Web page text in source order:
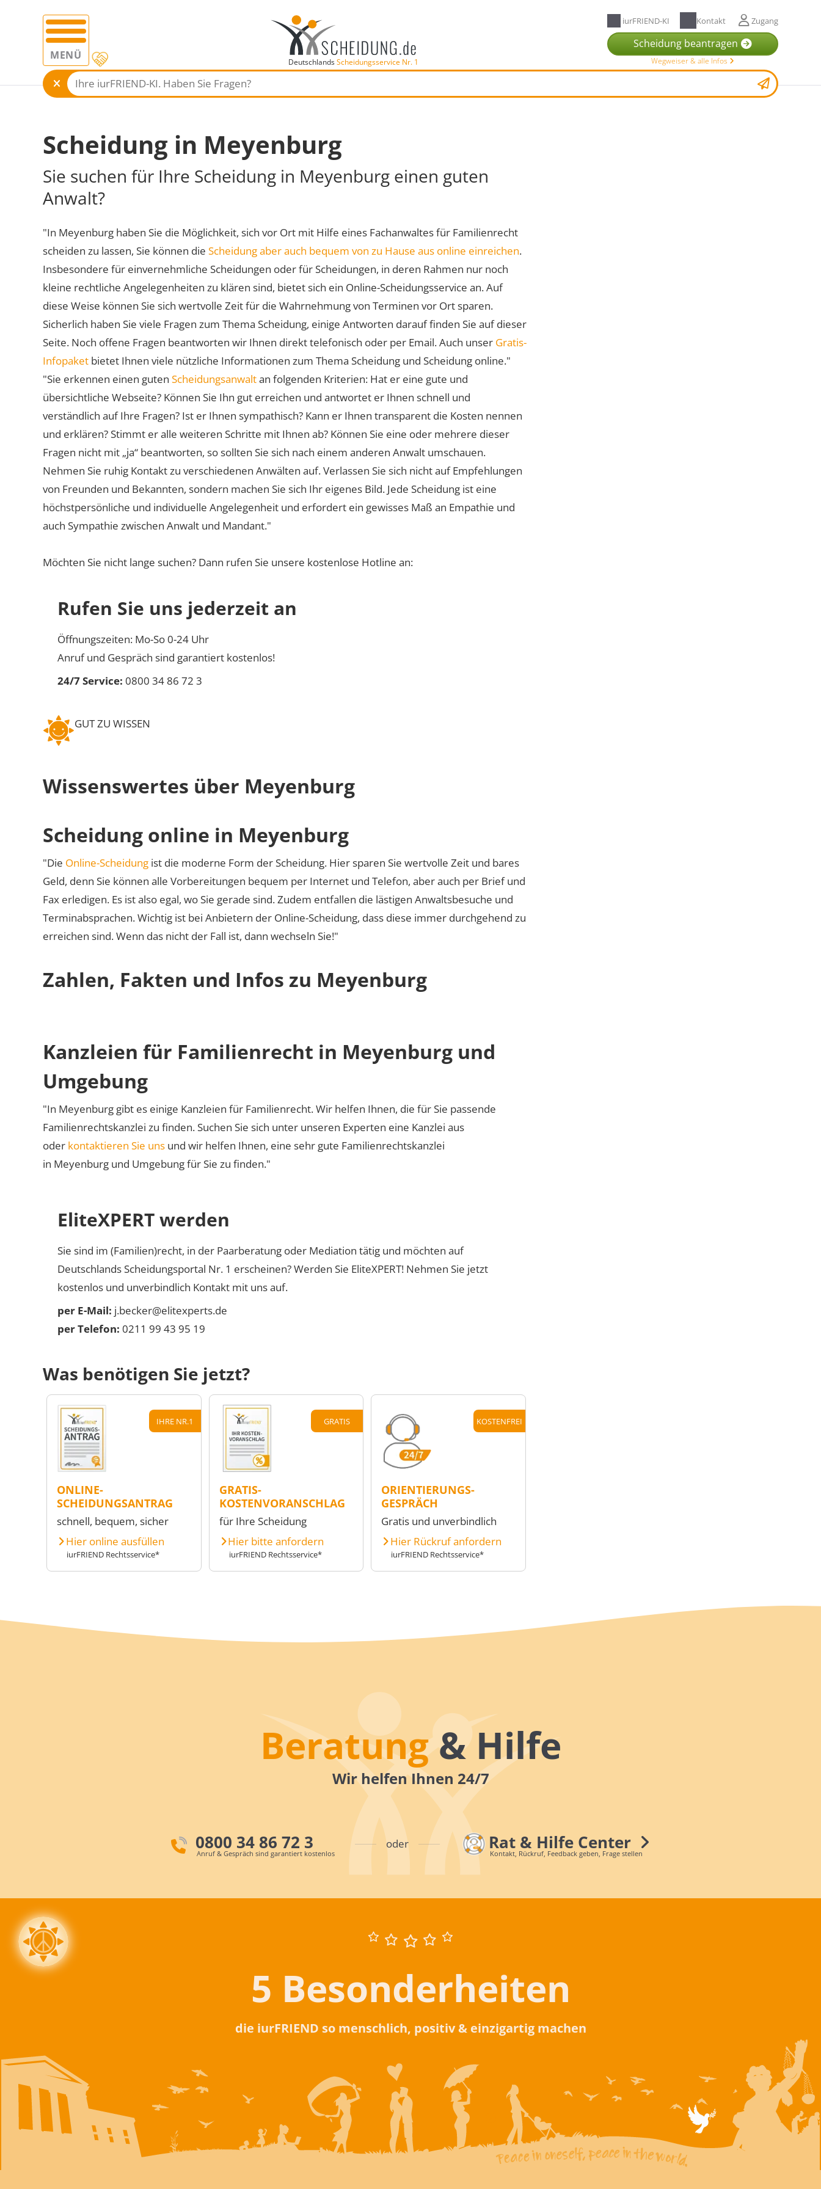
MENÜ DeutschlandsScheidungsservice Nr. 1
iurFRIEND-KI Kontakt Zugang
Scheidung beantragen
Wegweiser & alle Infos
Scheidung in Meyenburg
Sie suchen für Ihre Scheidung in Meyenburg einen guten
Anwalt?
"In Meyenburg haben Sie die Möglichkeit, sich vor Ort mit Hilfe eines Fachanwaltes für Familienrecht
scheiden zu lassen, Sie können die Scheidung aber auch bequem von zu Hause aus online einreichen.
Insbesondere für einvernehmliche Scheidungen oder für Scheidungen, in deren Rahmen nur noch
kleine rechtliche Angelegenheiten zu klären sind, bietet sich ein Online-Scheidungsservice an. Auf
diese Weise können Sie sich wertvolle Zeit für die Wahrnehmung von Terminen vor Ort sparen.
Sicherlich haben Sie viele Fragen zum Thema Scheidung, einige Antworten darauf finden Sie auf dieser
Seite. Noch offene Fragen beantworten wir Ihnen direkt telefonisch oder per Email. Auch unser Gratis-
Infopaket bietet Ihnen viele nützliche Informationen zum Thema Scheidung und Scheidung online."
"Sie erkennen einen guten Scheidungsanwaltan folgenden Kriterien: Hat er eine gute und
übersichtliche Webseite? Können Sie Ihn gut erreichen und antwortet er Ihnen schnell und
verständlich auf Ihre Fragen? Ist er Ihnen sympathisch? Kann er Ihnen transparent die Kosten nennen
und erklären? Stimmt er alle weiteren Schritte mit Ihnen ab? Können Sie eine oder mehrere dieser
Fragen nicht mit „ja“ beantworten, so sollten Sie sich nach einem anderen Anwalt umschauen.
Nehmen Sie ruhig Kontakt zu verschiedenen Anwälten auf. Verlassen Sie sich nicht auf Empfehlungen
von Freunden und Bekannten, sondern machen Sie sich Ihr eigenes Bild. Jede Scheidung ist eine
höchstpersönliche und individuelle Angelegenheit und erfordert ein gewisses Maß an Empathie und
auch Sympathie zwischen Anwalt und Mandant."
Möchten Sie nicht lange suchen? Dann rufen Sie unsere kostenlose Hotline an:
Rufen Sie uns jederzeit an
Öffnungszeiten: Mo-So 0-24 Uhr
Anruf und Gespräch sind garantiert kostenlos!
24/7 Service: 0800 34 86 72 3
GUT ZU WISSEN
Wissenswertes über Meyenburg
Scheidung online in Meyenburg
"Die Online-Scheidung ist die moderne Form der Scheidung. Hier sparen Sie wertvolle Zeit und bares
Geld, denn Sie können alle Vorbereitungen bequem per Internet und Telefon, aber auch per Brief und
Fax erledigen. Es ist also egal, wo Sie gerade sind. Zudem entfallen die lästigen Anwaltsbesuche und
Terminabsprachen. Wichtig ist bei Anbietern der Online-Scheidung, dass diese immer durchgehend zu
erreichen sind. Wenn das nicht der Fall ist, dann wechseln Sie!"
Zahlen, Fakten und Infos zu Meyenburg
Kanzleien für Familienrecht in Meyenburg und
Umgebung
"In Meyenburg gibt es einige Kanzleien für Familienrecht. Wir helfen Ihnen, die für Sie passende
Familienrechtskanzlei zu finden. Suchen Sie sich unter unseren Experten eine Kanzlei aus
oder kontaktieren Sie uns und wir helfen Ihnen, eine sehr gute Familienrechtskanzlei
in Meyenburg und Umgebung für Sie zu finden."
EliteXPERT werden
Sie sind im (Familien)recht, in der Paarberatung oder Mediation tätig und möchten auf
Deutschlands Scheidungsportal Nr. 1 erscheinen? Werden Sie EliteXPERT! Nehmen Sie jetzt
kostenlos und unverbindlich Kontakt mit uns auf.
per E-Mail: j.becker@elitexperts.de
per Telefon: 0211 99 43 95 19
Was benötigen Sie jetzt?
IHRE NR.1
ONLINE-
SCHEIDUNGSANTRAG
schnell, bequem, sicher
Hier online ausfüllen
iurFRIEND Rechtsservice*
GRATIS
GRATIS-
KOSTENVORANSCHLAG
für Ihre Scheidung
Hier bitte anfordern
iurFRIEND Rechtsservice*
KOSTENFREI
ORIENTIERUNGS-
GESPRÄCH
Gratis und unverbindlich
Hier Rückruf anfordern
iurFRIEND Rechtsservice*
Beratung& Hilfe
Wir helfen Ihnen 24/7
0800 34 86 72 3
Anruf & Gespräch sind garantiert kostenlos
oder Rat & Hilfe Center
Kontakt, Rückruf, Feedback geben, Frage stellen
5 Besonderheiten
die iurFRIEND so menschlich, positiv & einzigartig machen